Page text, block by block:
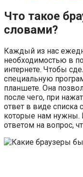
Что такое
словами?
Каждый из нас
необходимостью в
интернете. Чтобы
специальную
планшете. Она
после чего, при
ответ в виде списка
которые нам нужны.
ответом на вопрос,